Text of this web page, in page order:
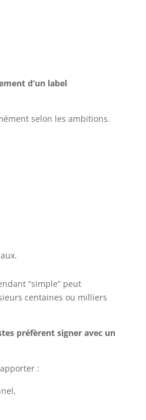
d’un label
selon les ambitions.
“simple” peut
centaines ou milliers
préfèrent signer avec un
: